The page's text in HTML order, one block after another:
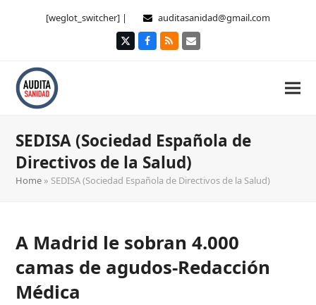
[weglot_switcher] | auditasanidad@gmail.com
TwitterFacebook
RSS Correo
SEDISA (Sociedad Española de
Directivos de la Salud)
Home » SEDISA (Sociedad Española de Directivos de la Salud)
A Madrid le sobran 4.000
camas de agudos-Redacción
Médica